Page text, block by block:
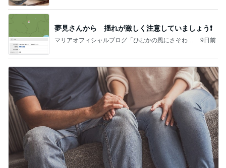
夢見さんから 揺れが激しく注意していましょう❗️
マリアオフィシャルブログ「ひむかの風にさそわれ
9日前